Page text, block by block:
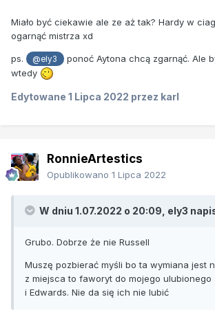
Miało być ciekawie ale ze aż tak? Hardy w
ogarnąć mistrza xd
ps. @ely3
ponoć Aytona chcą zgarnąć. Ale
wtedy
Edytowane 1 Lipca 2022 przez karl
RonnieArtestics
Opublikowano 1 Lipca 2022
W dniu 1.07.2022 o 20:09, ely3
Grubo. Dobrze że nie Russell
Muszę pozbierać myśli bo ta wymiana jest
z miejsca to faworyt do mojego ulubionego
i Edwards. Nie da się ich nie lubić